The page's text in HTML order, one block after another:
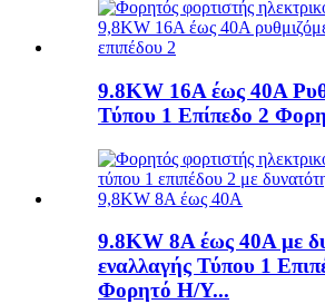
9.8KW 16A έως 40A
Τύπου 1 Επίπεδο 2
9.8KW 8A έως 40A με
εναλλαγής Τύπου 1
Φορητό Η/Υ...